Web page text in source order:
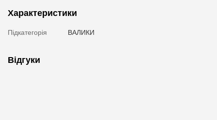
Характеристики
Підкатегорія ВАЛИКИ
Відгуки